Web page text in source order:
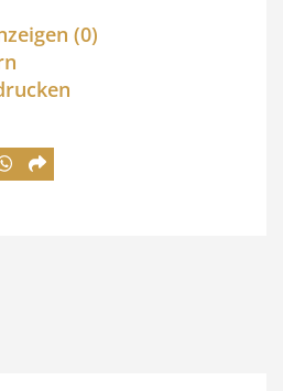
a
n
n
:
(0)